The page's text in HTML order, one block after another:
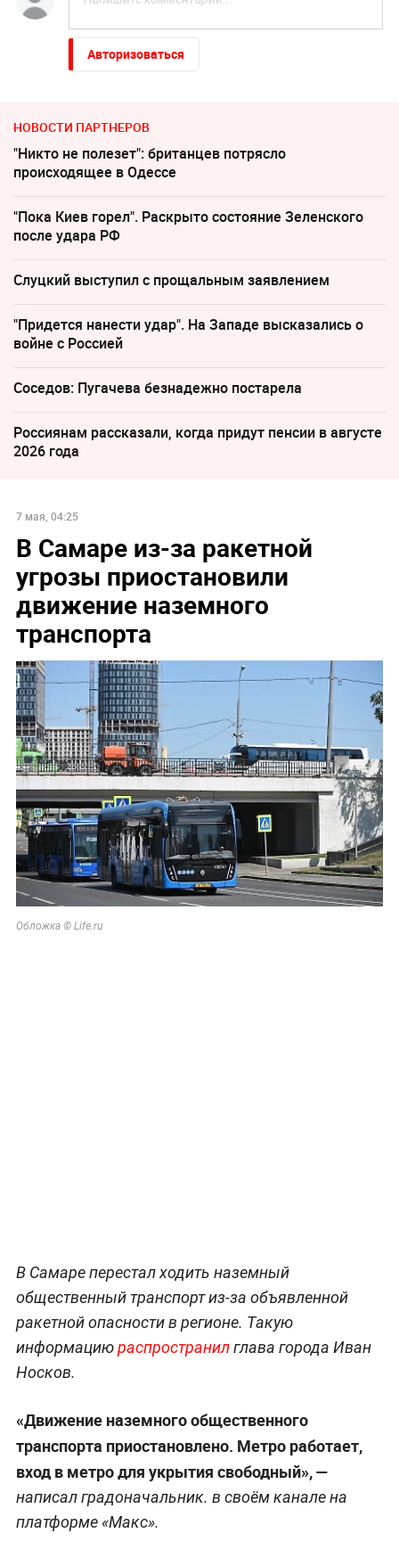
Авторизоваться
НОВОСТИ ПАРТНЕРОВ
"Никто не полезет": британцев потрясло
происходящее в Одессе
"Пока Киев горел". Раскрыто состояние Зеленского
после удара РФ
Слуцкий выступил с прощальным заявлением
"Придется нанести удар". На Западе высказались о
войне с Россией
Соседов: Пугачева безнадежно постарела
Россиянам рассказали, когда придут пенсии в августе
2026 года
7 мая, 04:25
В Самаре из-за ракетной
угрозы приостановили
движение наземного
транспорта
Обложка © Life.ru
В Самаре перестал ходить наземный
общественный транспорт из-за объявленной
ракетной опасности в регионе. Такую
информациюраспространилглава города Иван
Носков.
«Движение наземного общественного
транспорта приостановлено. Метро работает,
вход в метро для укрытия свободный», —
написал градоначальник. в своём канале на
платформе «Макс».